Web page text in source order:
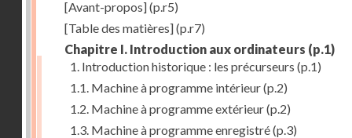
[Avant-propos](p.r5)
[Table des matières](p.r7)
Chapitre I. Introduction aux ordinateurs (p.1)
1. Introduction historique : les précurseurs (p.1)
1.1. Machine à programme intérieur(p.2)
1.2. Machine à programme extérieur(p.2)
1.3. Machine à programme enregistré(p.3)